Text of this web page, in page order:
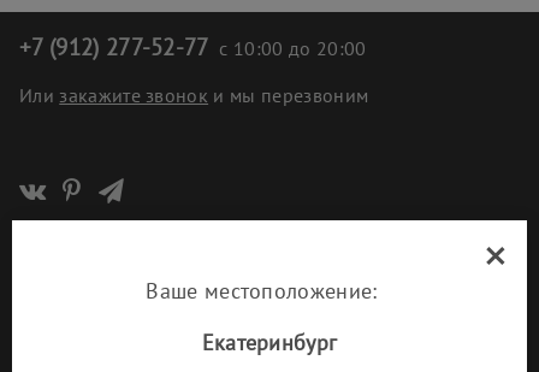
+7 (912) 277-52-77 с 10:00 до 20:00
Или закажите звонок и мы перезвоним
Политика организации в отношении обработки персональных
×
Ваше местоположение:
Екатеринбург